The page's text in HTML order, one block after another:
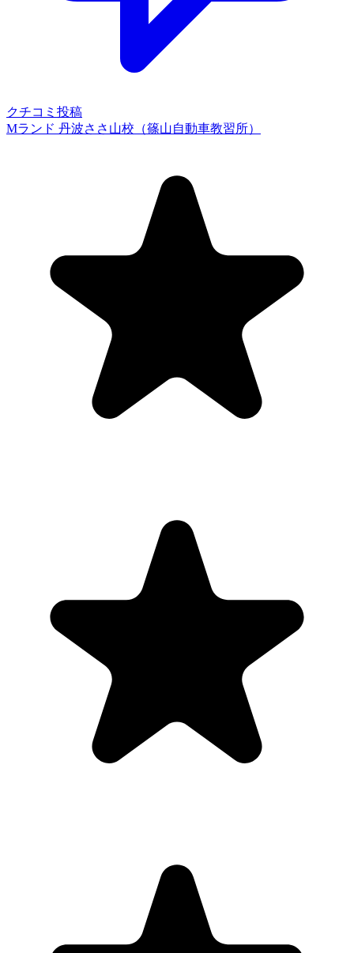
クチコミ投稿
Mランド 丹波ささ山校（篠山自動車教習所）